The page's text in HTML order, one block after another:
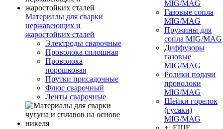
Материалы для сварки
нержавеющих и
жаростойких сталей
Электроды сварочные
Проволока сплошная
Проволока
порошковая
Прутки присадочные
Флюс сварочный
Ленты сварочные
MIG/MAG
Газовые сопла
MIG/MAG
Пружины для
сопла MIG/MAG
Диффузоры
газовые
MIG/MAG
Ролики подачи
проволоки
MIG/MAG
Шейки горелок
(гусаки)
MIG/MAG